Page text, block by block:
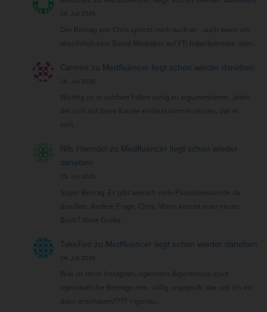
28. Juli 2026
Der Beitrag von Chris spricht mich auch an - auch wenn ich
absichtlich kein Social Media(bis auf YT) habe/betreibe oder…
Carmen zu Medfluencer liegt schon wieder daneben
26. Juli 2026
Wichtig ist in solchen Fällen ruhig zu argumentieren. Jeder
der sich auf diese Kanäle einlässt könnte wissen, das er
Nils Haendel zu Medfluencer liegt schon wieder
daneben
25. Juli 2026
Super Beitrag. Es gibt wirklich viele Pseudowissende da
draußen. Andere Frage, Chris. Wann kommt euer neues
Buch? Viele Grüße
TakeTwo zu Medfluencer liegt schon wieder daneben
24. Juli 2026
Was ist denn Instagram, irgendein Algorithmus spült
irgendwelche Beiträge rein, völlig ungeprüft, das soll ich mir
dann anschauen???? + genau…